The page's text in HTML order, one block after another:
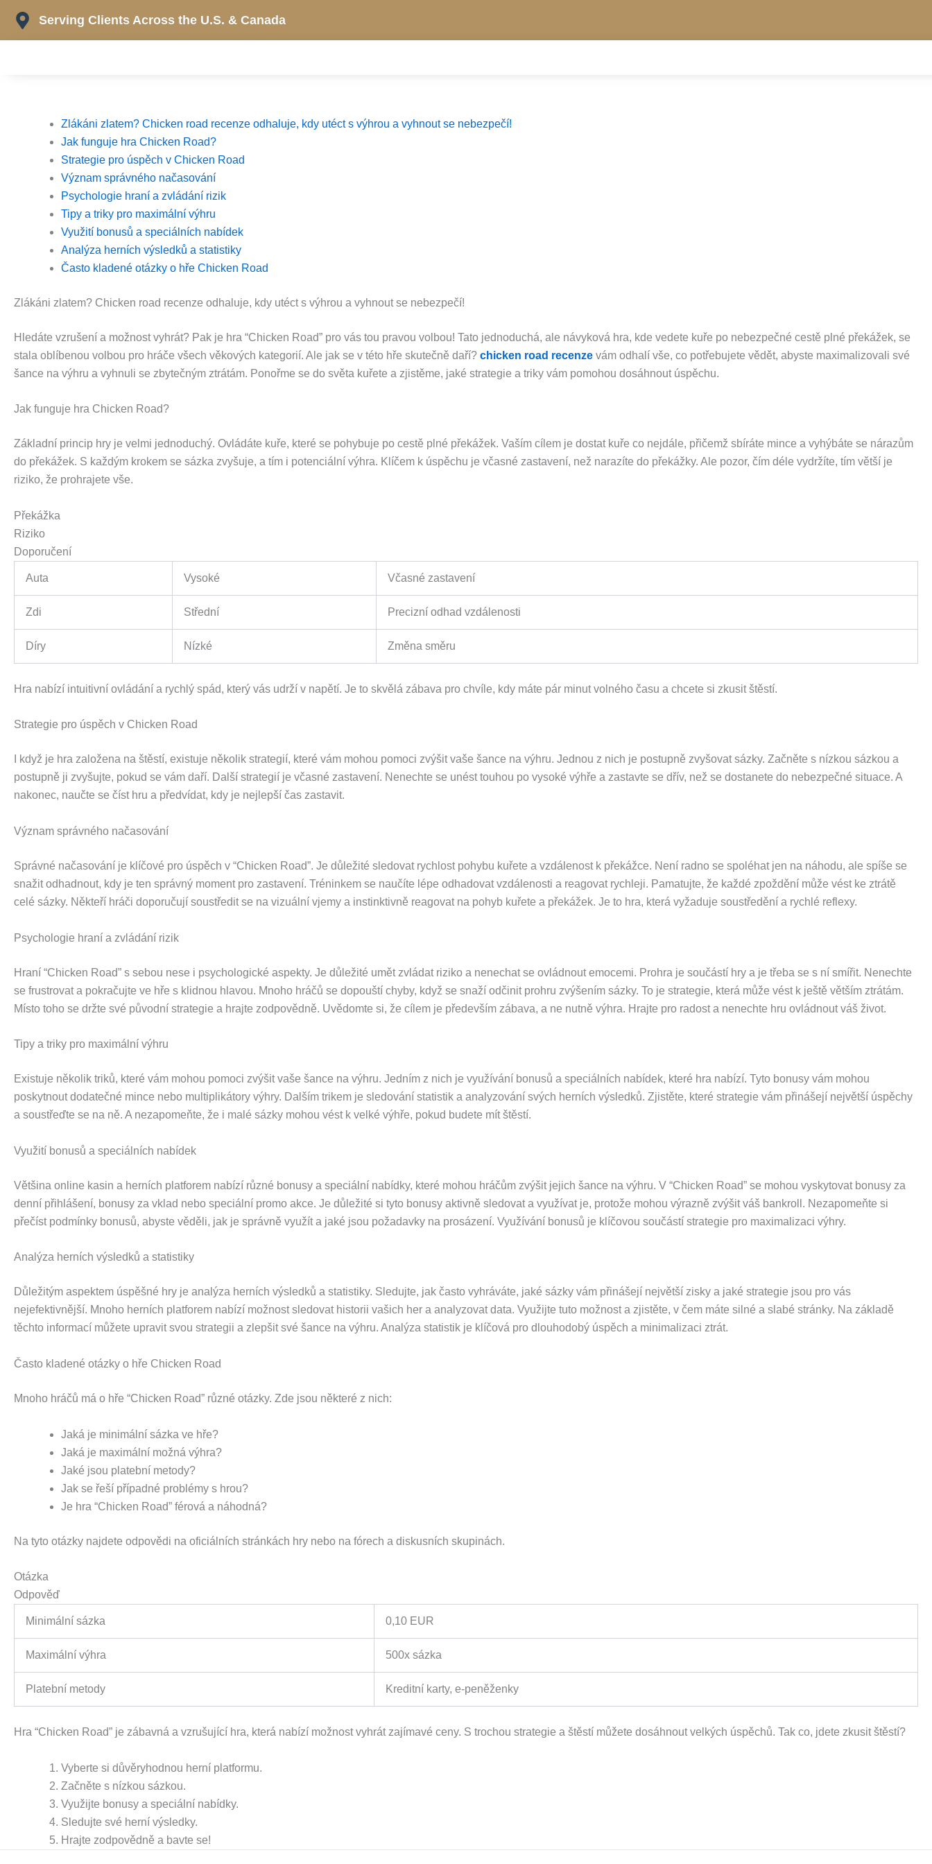
content
Serving Clients Across the U.S. & Canada
Zlákáni zlatem? Chicken road recenze odhaluje, kdy utéct s výhrou a vyhnout se nebezpečí!
Jak funguje hra Chicken Road?
Strategie pro úspěch v Chicken Road
Význam správného načasování
Psychologie hraní a zvládání rizik
Tipy a triky pro maximální výhru
Využití bonusů a speciálních nabídek
Analýza herních výsledků a statistiky
Často kladené otázky o hře Chicken Road
Zlákáni zlatem? Chicken road recenze odhaluje, kdy utéct s výhrou a vyhnout se nebezpečí!
Hledáte vzrušení a možnost vyhrát? Pak je hra “Chicken Road” pro vás tou pravou volbou! Tato jednoduchá, ale návyková hra, kde vedete kuře po nebezpečné cestě plné překážek, se
stala oblíbenou volbou pro hráče všech věkových kategorií. Ale jak se v této hře skutečně daří? chicken road recenze vám odhalí vše, co potřebujete vědět, abyste maximalizovali své
šance na výhru a vyhnuli se zbytečným ztrátám. Ponořme se do světa kuřete a zjistěme, jaké strategie a triky vám pomohou dosáhnout úspěchu.
Jak funguje hra Chicken Road?
Základní princip hry je velmi jednoduchý. Ovládáte kuře, které se pohybuje po cestě plné překážek. Vaším cílem je dostat kuře co nejdále, přičemž sbíráte mince a vyhýbáte se nárazům
do překážek. S každým krokem se sázka zvyšuje, a tím i potenciální výhra. Klíčem k úspěchu je včasné zastavení, než narazíte do překážky. Ale pozor, čím déle vydržíte, tím větší je
riziko, že prohrajete vše.
Překážka
Riziko
Doporučení
Auta Vysoké Včasné zastavení
Zdi Střední Precizní odhad vzdálenosti
Díry Nízké Změna směru
Hra nabízí intuitivní ovládání a rychlý spád, který vás udrží v napětí. Je to skvělá zábava pro chvíle, kdy máte pár minut volného času a chcete si zkusit štěstí.
Strategie pro úspěch v Chicken Road
I když je hra založena na štěstí, existuje několik strategií, které vám mohou pomoci zvýšit vaše šance na výhru. Jednou z nich je postupně zvyšovat sázky. Začněte s nízkou sázkou a
postupně ji zvyšujte, pokud se vám daří. Další strategií je včasné zastavení. Nenechte se unést touhou po vysoké výhře a zastavte se dřív, než se dostanete do nebezpečné situace. A
nakonec, naučte se číst hru a předvídat, kdy je nejlepší čas zastavit.
Význam správného načasování
Správné načasování je klíčové pro úspěch v “Chicken Road”. Je důležité sledovat rychlost pohybu kuřete a vzdálenost k překážce. Není radno se spoléhat jen na náhodu, ale spíše se
snažit odhadnout, kdy je ten správný moment pro zastavení. Tréninkem se naučíte lépe odhadovat vzdálenosti a reagovat rychleji. Pamatujte, že každé zpoždění může vést ke ztrátě
celé sázky. Někteří hráči doporučují soustředit se na vizuální vjemy a instinktivně reagovat na pohyb kuřete a překážek. Je to hra, která vyžaduje soustředění a rychlé reflexy.
Psychologie hraní a zvládání rizik
Hraní “Chicken Road” s sebou nese i psychologické aspekty. Je důležité umět zvládat riziko a nenechat se ovládnout emocemi. Prohra je součástí hry a je třeba se s ní smířit. Nenechte
se frustrovat a pokračujte ve hře s klidnou hlavou. Mnoho hráčů se dopouští chyby, když se snaží odčinit prohru zvýšením sázky. To je strategie, která může vést k ještě větším ztrátám.
Místo toho se držte své původní strategie a hrajte zodpovědně. Uvědomte si, že cílem je především zábava, a ne nutně výhra. Hrajte pro radost a nenechte hru ovládnout váš život.
Tipy a triky pro maximální výhru
Existuje několik triků, které vám mohou pomoci zvýšit vaše šance na výhru. Jedním z nich je využívání bonusů a speciálních nabídek, které hra nabízí. Tyto bonusy vám mohou
poskytnout dodatečné mince nebo multiplikátory výhry. Dalším trikem je sledování statistik a analyzování svých herních výsledků. Zjistěte, které strategie vám přinášejí největší úspěchy
a soustřeďte se na ně. A nezapomeňte, že i malé sázky mohou vést k velké výhře, pokud budete mít štěstí.
Využití bonusů a speciálních nabídek
Většina online kasin a herních platforem nabízí různé bonusy a speciální nabídky, které mohou hráčům zvýšit jejich šance na výhru. V “Chicken Road” se mohou vyskytovat bonusy za
denní přihlášení, bonusy za vklad nebo speciální promo akce. Je důležité si tyto bonusy aktivně sledovat a využívat je, protože mohou výrazně zvýšit váš bankroll. Nezapomeňte si
přečíst podmínky bonusů, abyste věděli, jak je správně využít a jaké jsou požadavky na prosázení. Využívání bonusů je klíčovou součástí strategie pro maximalizaci výhry.
Analýza herních výsledků a statistiky
Důležitým aspektem úspěšné hry je analýza herních výsledků a statistiky. Sledujte, jak často vyhráváte, jaké sázky vám přinášejí největší zisky a jaké strategie jsou pro vás
nejefektivnější. Mnoho herních platforem nabízí možnost sledovat historii vašich her a analyzovat data. Využijte tuto možnost a zjistěte, v čem máte silné a slabé stránky. Na základě
těchto informací můžete upravit svou strategii a zlepšit své šance na výhru. Analýza statistik je klíčová pro dlouhodobý úspěch a minimalizaci ztrát.
Často kladené otázky o hře Chicken Road
Mnoho hráčů má o hře “Chicken Road” různé otázky. Zde jsou některé z nich:
Jaká je minimální sázka ve hře?
Jaká je maximální možná výhra?
Jaké jsou platební metody?
Jak se řeší případné problémy s hrou?
Je hra “Chicken Road” férová a náhodná?
Na tyto otázky najdete odpovědi na oficiálních stránkách hry nebo na fórech a diskusních skupinách.
Otázka
Odpověď
Minimální sázka 0,10 EUR
Maximální výhra 500x sázka
Platební metody Kreditní karty, e-peněženky
Hra “Chicken Road” je zábavná a vzrušující hra, která nabízí možnost vyhrát zajímavé ceny. S trochou strategie a štěstí můžete dosáhnout velkých úspěchů. Tak co, jdete zkusit štěstí?
Vyberte si důvěryhodnou herní platformu.
Začněte s nízkou sázkou.
Využijte bonusy a speciální nabídky.
Sledujte své herní výsledky.
Hrajte zodpovědně a bavte se!